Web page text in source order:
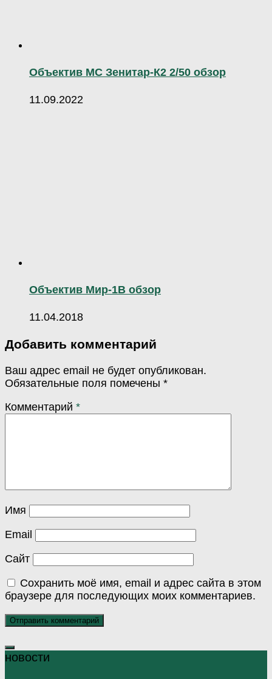
Объектив МС Зенитар-К2 2/50 обзор
11.09.2022
Объектив Мир-1В обзор
11.04.2018
Добавить комментарий
Ваш адрес email не будет опубликован.
Обязательные поля помечены *
Комментарий *
Имя
Email
Сайт
Сохранить моё имя, email и адрес сайта в этом
браузере для последующих моих комментариев.